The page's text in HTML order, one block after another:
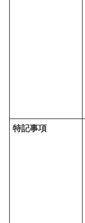
特記事項